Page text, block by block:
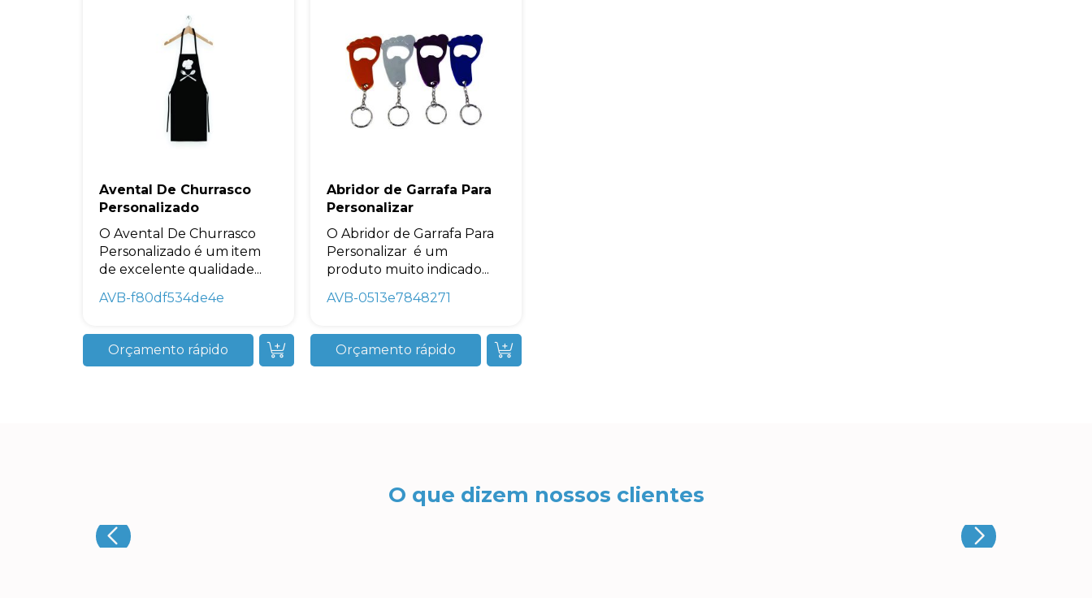
Avental De Churrasco
Personalizado
O Avental De Churrasco
Personalizado é um item
de excelente qualidade...
AVB-f80df534de4e
Orçamento rápido
Abridor de Garrafa Para
Personalizar
O Abridor de Garrafa Para
Personalizar é um
produto muito indicado...
AVB-0513e7848271
Orçamento rápido
O que dizem nossos clientes